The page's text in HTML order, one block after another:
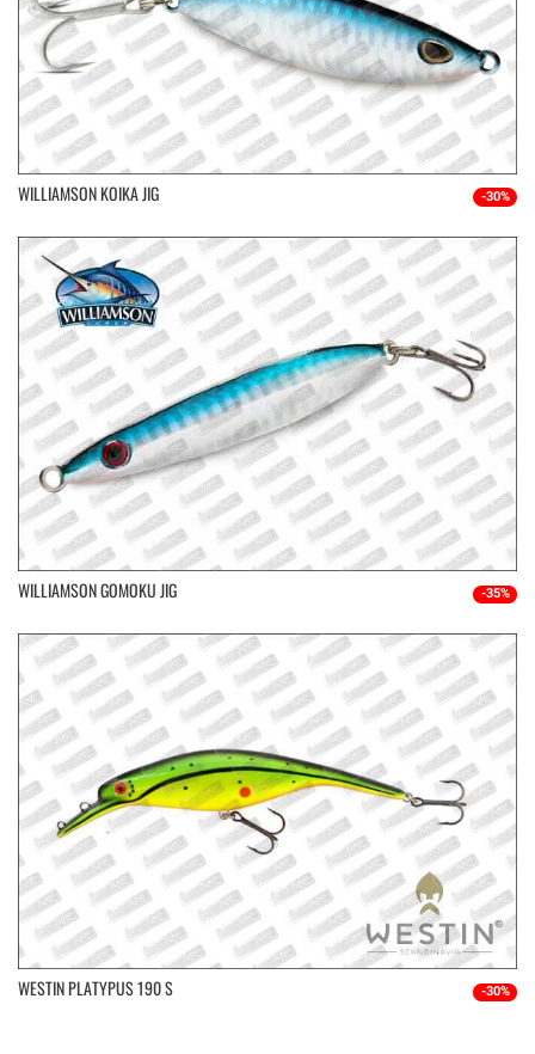
WILLIAMSON KOIKA JIG -30%
WILLIAMSON GOMOKU JIG -35%
WESTIN PLATYPUS 190 S -30%